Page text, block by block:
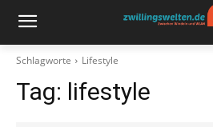
Schlagworte Lifestyle
Tag: lifestyle